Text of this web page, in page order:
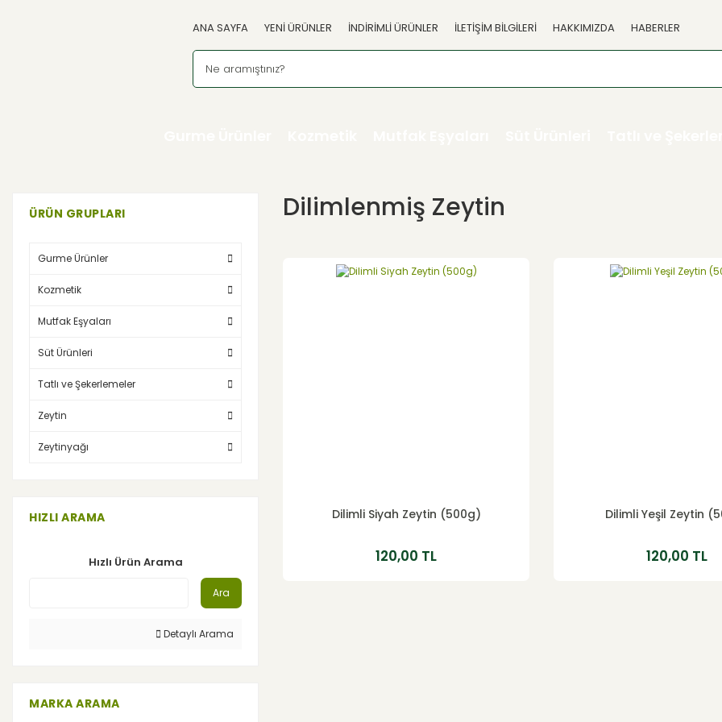
ANA SAYFA YENİ ÜRÜNLER İNDİRİMLİ ÜRÜNLER İLETİŞİM BİLGİLERİ HAKKIMIZDA HABERLER
ÜRÜN GRUPLARI
Gurme Ürünler
Kozmetik
Mutfak Eşyaları
Süt Ürünleri
Tatlı ve Şekerlemeler
Zeytin
Zeytinyağı
HIZLI ARAMA
Hızlı Ürün Arama
Ara
Detaylı Arama
MARKA ARAMA
Dilimlenmiş Zeytin
Dilimli Siyah Zeytin (500g)
120,00 TL
Dilimli Yeşil Zeytin
120,00 TL